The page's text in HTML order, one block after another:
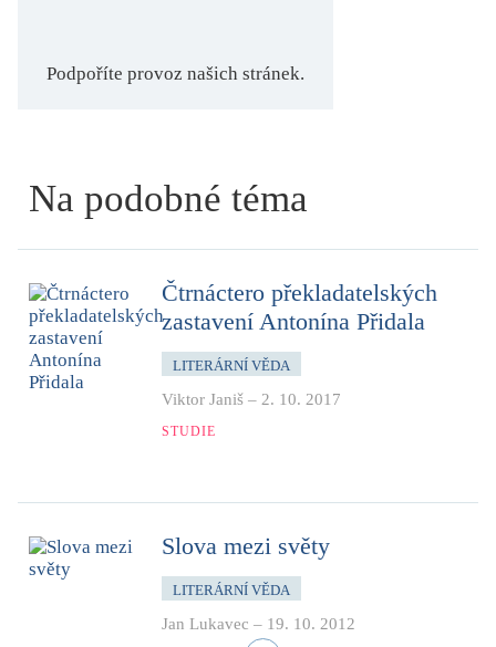
Podpoříte provoz našich stránek.
Na podobné téma
Čtrnáctero překladatelských
zastavení Antonína Přidala
LITERÁRNÍ VĚDA
Viktor Janiš – 2. 10. 2017
STUDIE
Slova mezi světy
LITERÁRNÍ VĚDA
Jan Lukavec – 19. 10. 2012